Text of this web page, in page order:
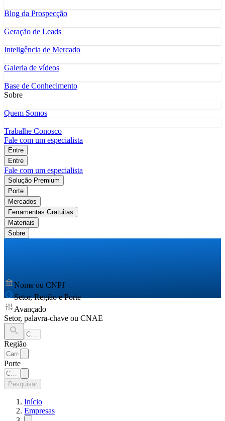
Blog da Prospecção
Geração de Leads
Inteligência de Mercado
Galeria de vídeos
Base de Conhecimento
Sobre
Quem Somos
Trabalhe Conosco
Fale com um especialista
Entre
Entre
Fale com um especialista
Solução Premium
Porte
Mercados
Ferramentas Gratuitas
Materiais
Sobre
Nome ou CNPJ
Setor, Região e Porte
Avançado
Setor, palavra-chave ou CNAE
Região
Porte
Pesquisar
Início
Empresas